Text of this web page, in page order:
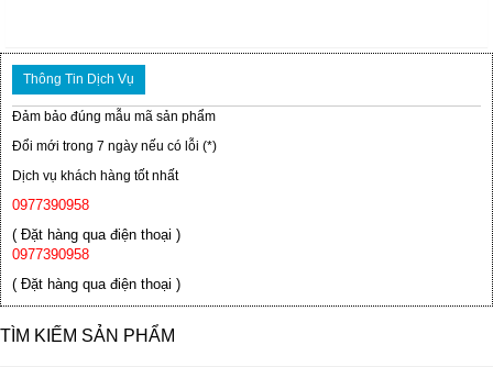
Thông Tin Dịch Vụ
Đảm bảo đúng mẫu mã sản phẩm
Đổi mới trong 7 ngày nếu có lỗi (*)
Dịch vụ khách hàng tốt nhất
0977390958
( Đặt hàng qua điện thoại )
0977390958
( Đặt hàng qua điện thoại )
TÌM KIẾM SẢN PHẨM